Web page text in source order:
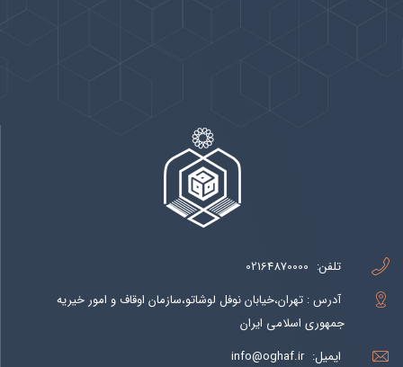
تلفن: 02164870000
آدرس : تهران،خیابان نوفل لوشاتو،سازمان اوقاف و امور خیریه
جمهوری اسلامی ایران
ایمیل: info@oghaf.ir